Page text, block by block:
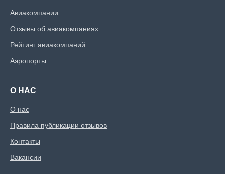
Авиакомпании
Отзывы об авиакомпаниях
Рейтинг авиакомпаний
Аэропорты
О НАС
О нас
Правила публикации отзывов
Контакты
Вакансии